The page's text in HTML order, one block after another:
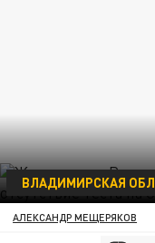
ВЛАДИМИРСКАЯ
АЛЕКСАНДР МЕЩЕРЯКОВ